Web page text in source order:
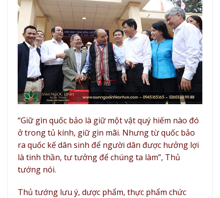
“Giữ gìn quốc bảo là giữ một vật quý hiếm nào đó
ở trong tủ kính, giữ gìn mãi. Nhưng từ quốc bảo
ra quốc kế dân sinh để người dân được hưởng lợi
là tinh thần, tư tưởng để chúng ta làm”, Thủ
tướng nói.
Thủ tướng lưu ý, dược phẩm, thực phẩm chức